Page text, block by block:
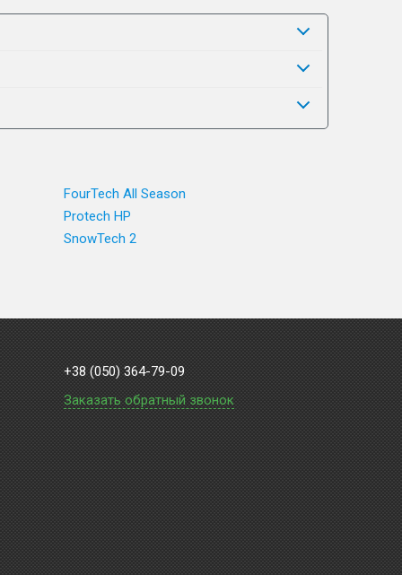
FourTech All Season
Protech HP
SnowTech 2
+38 (050) 364-79-09
Заказать обратный звонок